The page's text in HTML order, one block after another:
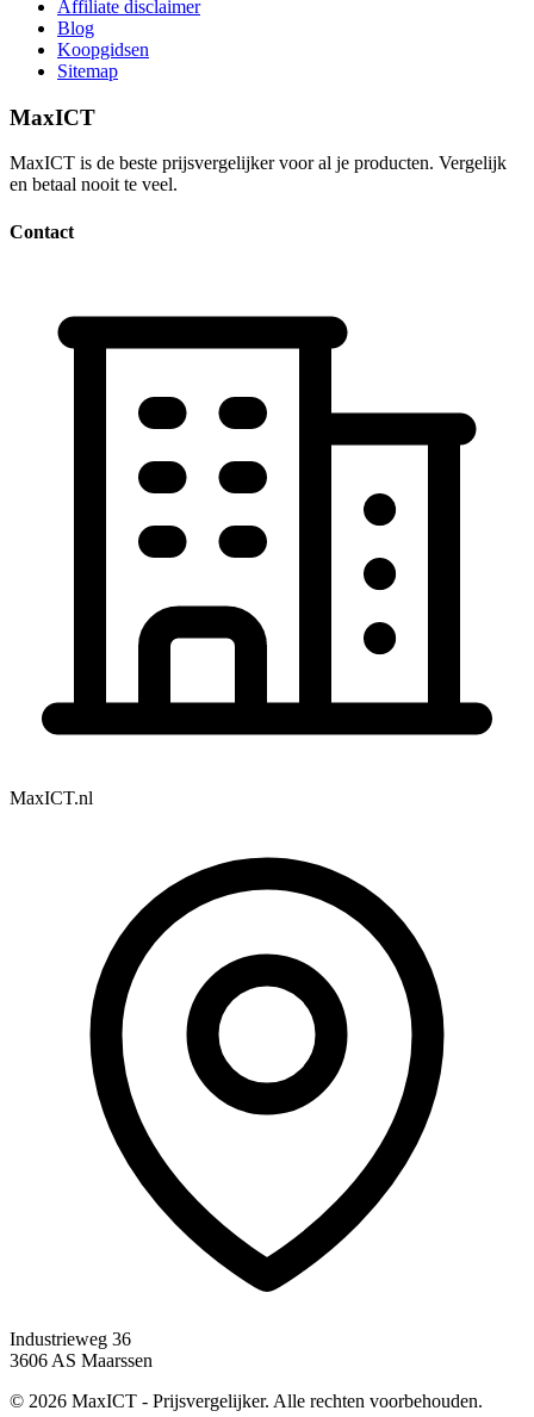
Affiliate disclaimer
Blog
Koopgidsen
Sitemap
MaxICT
MaxICT is de beste prijsvergelijker voor al je producten. Vergelijk
en betaal nooit te veel.
Contact
MaxICT.nl
Industrieweg 36
3606 AS Maarssen
© 2026 MaxICT - Prijsvergelijker. Alle rechten voorbehouden.